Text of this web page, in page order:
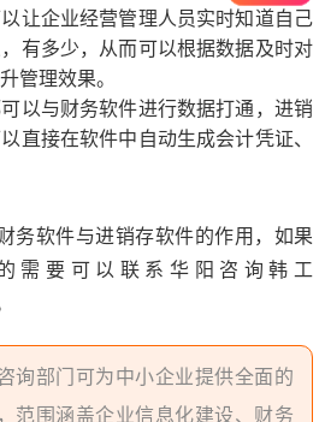
让企业经营管理人员实时知道自己
有多少，从而可以根据数据及时对
管理效果。
以与财务软件进行数据打通，进销
直接在软件中自动生成会计凭证、
务软件与进销存软件的作用，如果
需要可以联系华阳咨询韩工
询部门可为中小企业提供全面的
范围涵盖企业信息化建设、财务